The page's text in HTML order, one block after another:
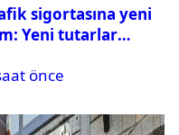
sigortasına yeni
Yeni tutarlar
önce